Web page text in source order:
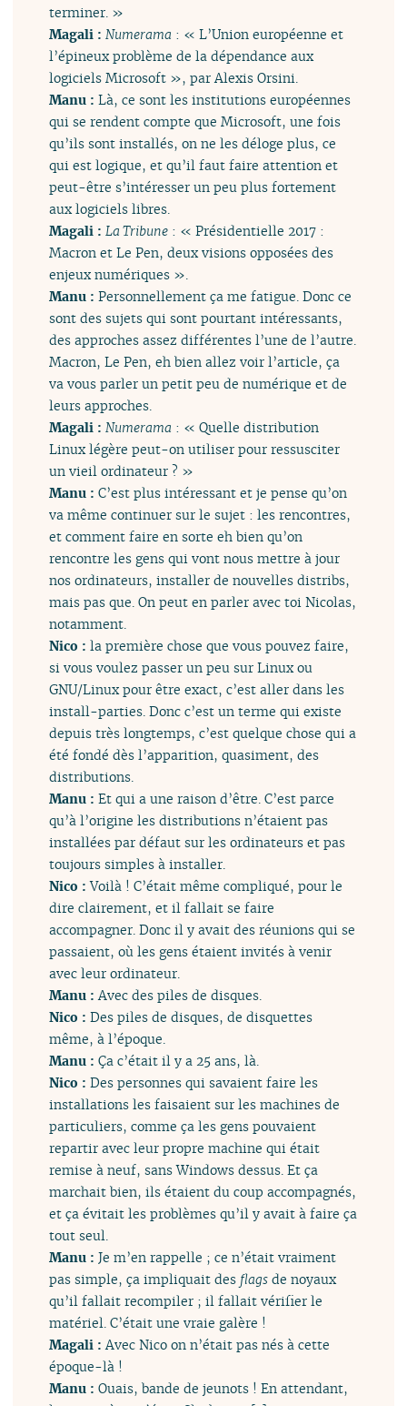
terminer. »
Magali :Numerama : « L’Union européenne et
l’épineux problème de la dépendance aux
logiciels Microsoft », par Alexis Orsini.
Manu :Là, ce sont les institutions européennes
qui se rendent compte que Microsoft, une fois
qu’ils sont installés, on ne les déloge plus, ce
qui est logique, et qu’il faut faire attention et
peut-être s’intéresser un peu plus fortement
aux logiciels libres.
Magali :La Tribune : « Présidentielle 2017 :
Macron et Le Pen, deux visions opposées des
enjeux numériques ».
Manu :Personnellement ça me fatigue. Donc ce
sont des sujets qui sont pourtant intéressants,
des approches assez différentes l’une de l’autre.
Macron, Le Pen, eh bien allez voir l’article, ça
va vous parler un petit peu de numérique et de
leurs approches.
Magali :Numerama : « Quelle distribution
Linux légère peut-on utiliser pour ressusciter
un vieil ordinateur ? »
Manu :C’est plus intéressant et je pense qu’on
va même continuer sur le sujet : les rencontres,
et comment faire en sorte eh bien qu’on
rencontre les gens qui vont nous mettre à jour
nos ordinateurs, installer de nouvelles distribs,
mais pas que. On peut en parler avec toi Nicolas,
notamment.
Nico :la première chose que vous pouvez faire,
si vous voulez passer un peu sur Linux ou
GNU/Linux pour être exact, c’est aller dans les
install-parties. Donc c’est un terme qui existe
depuis très longtemps, c’est quelque chose qui a
été fondé dès l’apparition, quasiment, des
distributions.
Manu :Et qui a une raison d’être. C’est parce
qu’à l’origine les distributions n’étaient pas
installées par défaut sur les ordinateurs et pas
toujours simples à installer.
Nico :Voilà ! C’était même compliqué, pour le
dire clairement, et il fallait se faire
accompagner. Donc il y avait des réunions qui se
passaient, où les gens étaient invités à venir
avec leur ordinateur.
Manu :Avec des piles de disques.
Nico :Des piles de disques, de disquettes
même, à l’époque.
Manu :Ça c’était il y a 25 ans, là.
Nico :Des personnes qui savaient faire les
installations les faisaient sur les machines de
particuliers, comme ça les gens pouvaient
repartir avec leur propre machine qui était
remise à neuf, sans Windows dessus. Et ça
marchait bien, ils étaient du coup accompagnés,
et ça évitait les problèmes qu’il y avait à faire ça
tout seul.
Manu :Je m’en rappelle ; ce n’était vraiment
pas simple, ça impliquait des flags de noyaux
qu’il fallait recompiler ; il fallait vérifier le
matériel. C’était une vraie galère !
Magali :Avec Nico on n’était pas nés à cette
époque-là !
Manu :Ouais, bande de jeunots ! En attendant,